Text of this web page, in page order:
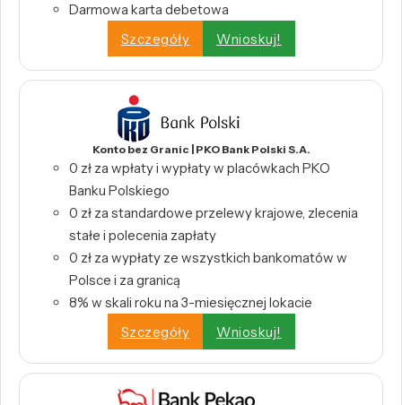
Darmowa karta debetowa
Szczegóły
Wnioskuj!
Konto bez Granic | PKO Bank Polski S.A.
0 zł za wpłaty i wypłaty w placówkach PKO
Banku Polskiego
0 zł za standardowe przelewy krajowe, zlecenia
stałe i polecenia zapłaty
0 zł za wypłaty ze wszystkich bankomatów w
Polsce i za granicą
8% w skali roku na 3-miesięcznej lokacie
Szczegóły
Wnioskuj!